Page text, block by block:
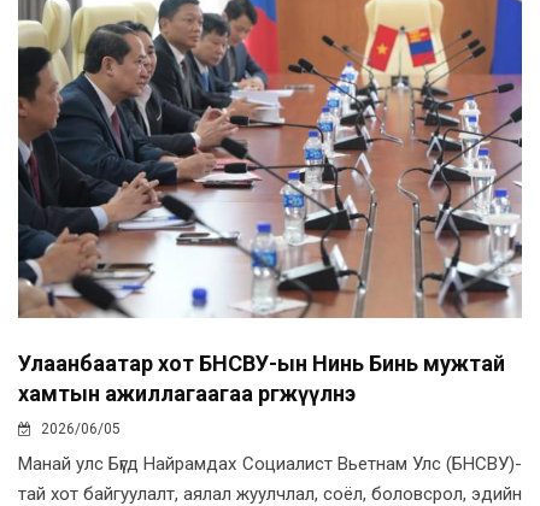
Улаанбаатар хот БНСВУ-ын Нинь Бинь мужтай
хамтын ажиллагаагаа өргөжүүлнэ
2026/06/05
Манай улс Бүгд Найрамдах Социалист Вьетнам Улс (БНСВУ)-
тай хот байгуулалт, аялал жуулчлал, соёл, боловсрол, эдийн